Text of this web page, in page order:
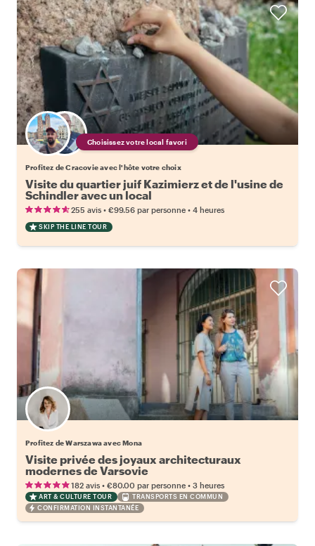
Choisissez votre local favori
Profitez de Cracovie avec l'hôte votre choix
Visite du quartier juif Kazimierz et de l'usine de
Schindler avec un local
255 avis • €99.56 par personne • 4 heures
SKIP THE LINE TOUR
Profitez de Warszawa avec Mona
Visite privée des joyaux architecturaux
modernes de Varsovie
182 avis • €80.00 par personne • 3 heures
ART & CULTURE TOUR
TRANSPORTS EN COMMUN
CONFIRMATION INSTANTANÉE